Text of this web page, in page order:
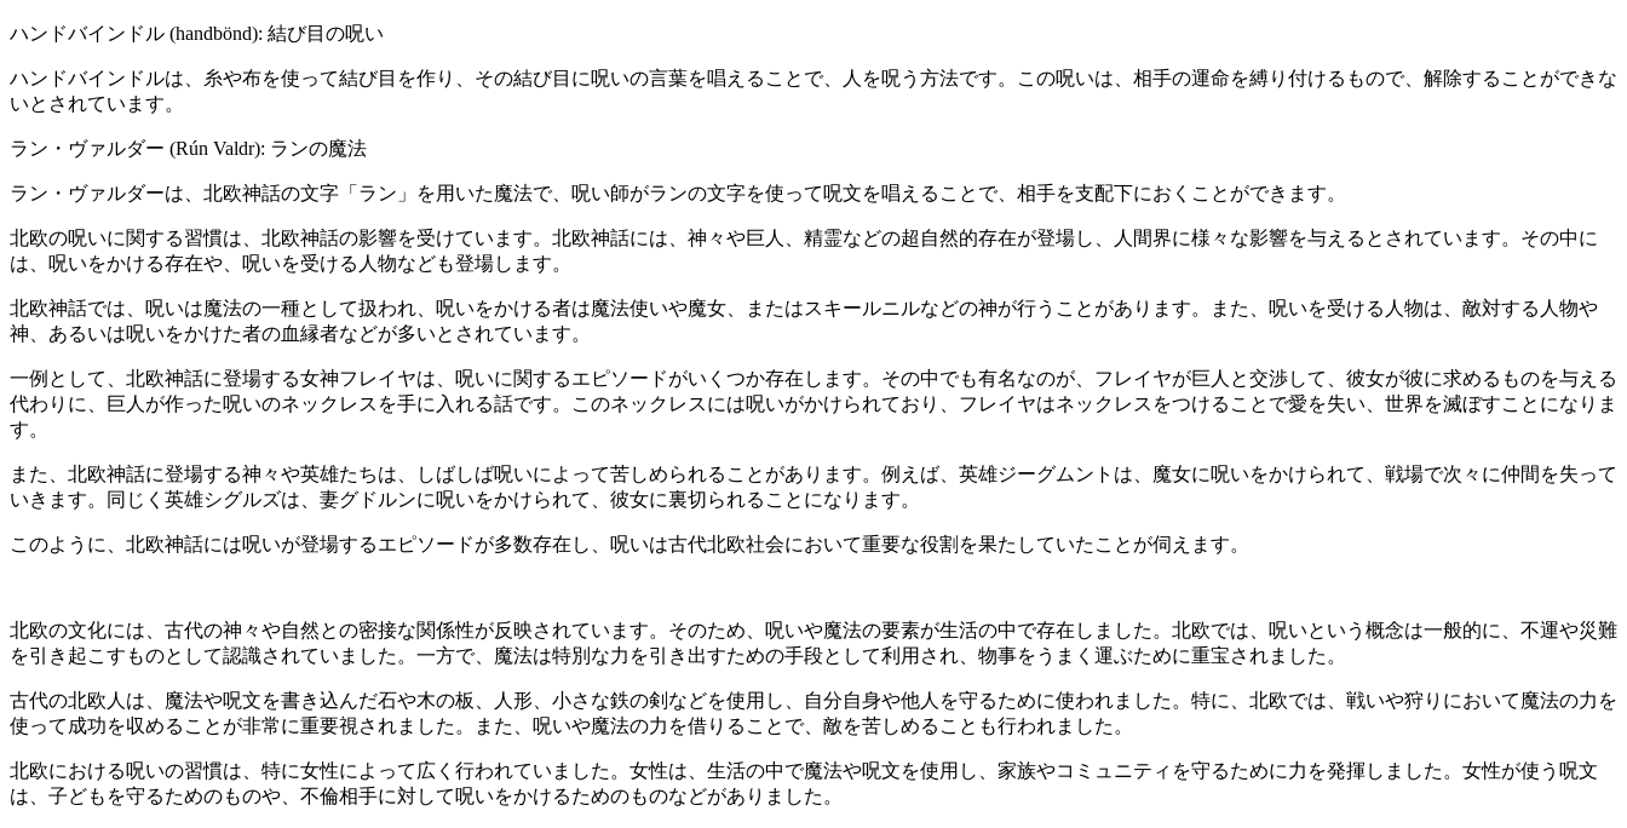
ハンドバインドル (handbönd): 結び目の呪い
ハンドバインドルは、糸や布を使って結び目を作り、その結び目に呪いの言葉を唱えることで、人を呪う方法です。この呪いは、相手の運命を縛り付けるもので、解除することができな
いとされています。
ラン・ヴァルダー (Rún Valdr): ランの魔法
ラン・ヴァルダーは、北欧神話の文字「ラン」を用いた魔法で、呪い師がランの文字を使って呪文を唱えることで、相手を支配下におくことができます。
北欧の呪いに関する習慣は、北欧神話の影響を受けています。北欧神話には、神々や巨人、精霊などの超自然的存在が登場し、人間界に様々な影響を与えるとされています。その中に
は、呪いをかける存在や、呪いを受ける人物なども登場します。
北欧神話では、呪いは魔法の一種として扱われ、呪いをかける者は魔法使いや魔女、またはスキールニルなどの神が行うことがあります。また、呪いを受ける人物は、敵対する人物や
神、あるいは呪いをかけた者の血縁者などが多いとされています。
一例として、北欧神話に登場する女神フレイヤは、呪いに関するエピソードがいくつか存在します。その中でも有名なのが、フレイヤが巨人と交渉して、彼女が彼に求めるものを与える
代わりに、巨人が作った呪いのネックレスを手に入れる話です。このネックレスには呪いがかけられており、フレイヤはネックレスをつけることで愛を失い、世界を滅ぼすことになりま
す。
また、北欧神話に登場する神々や英雄たちは、しばしば呪いによって苦しめられることがあります。例えば、英雄ジーグムントは、魔女に呪いをかけられて、戦場で次々に仲間を失って
いきます。同じく英雄シグルズは、妻グドルンに呪いをかけられて、彼女に裏切られることになります。
このように、北欧神話には呪いが登場するエピソードが多数存在し、呪いは古代北欧社会において重要な役割を果たしていたことが伺えます。
北欧の文化には、古代の神々や自然との密接な関係性が反映されています。そのため、呪いや魔法の要素が生活の中で存在しました。北欧では、呪いという概念は一般的に、不運や災難
を引き起こすものとして認識されていました。一方で、魔法は特別な力を引き出すための手段として利用され、物事をうまく運ぶために重宝されました。
古代の北欧人は、魔法や呪文を書き込んだ石や木の板、人形、小さな鉄の剣などを使用し、自分自身や他人を守るために使われました。特に、北欧では、戦いや狩りにおいて魔法の力を
使って成功を収めることが非常に重要視されました。また、呪いや魔法の力を借りることで、敵を苦しめることも行われました。
北欧における呪いの習慣は、特に女性によって広く行われていました。女性は、生活の中で魔法や呪文を使用し、家族やコミュニティを守るために力を発揮しました。女性が使う呪文
は、子どもを守るためのものや、不倫相手に対して呪いをかけるためのものなどがありました。